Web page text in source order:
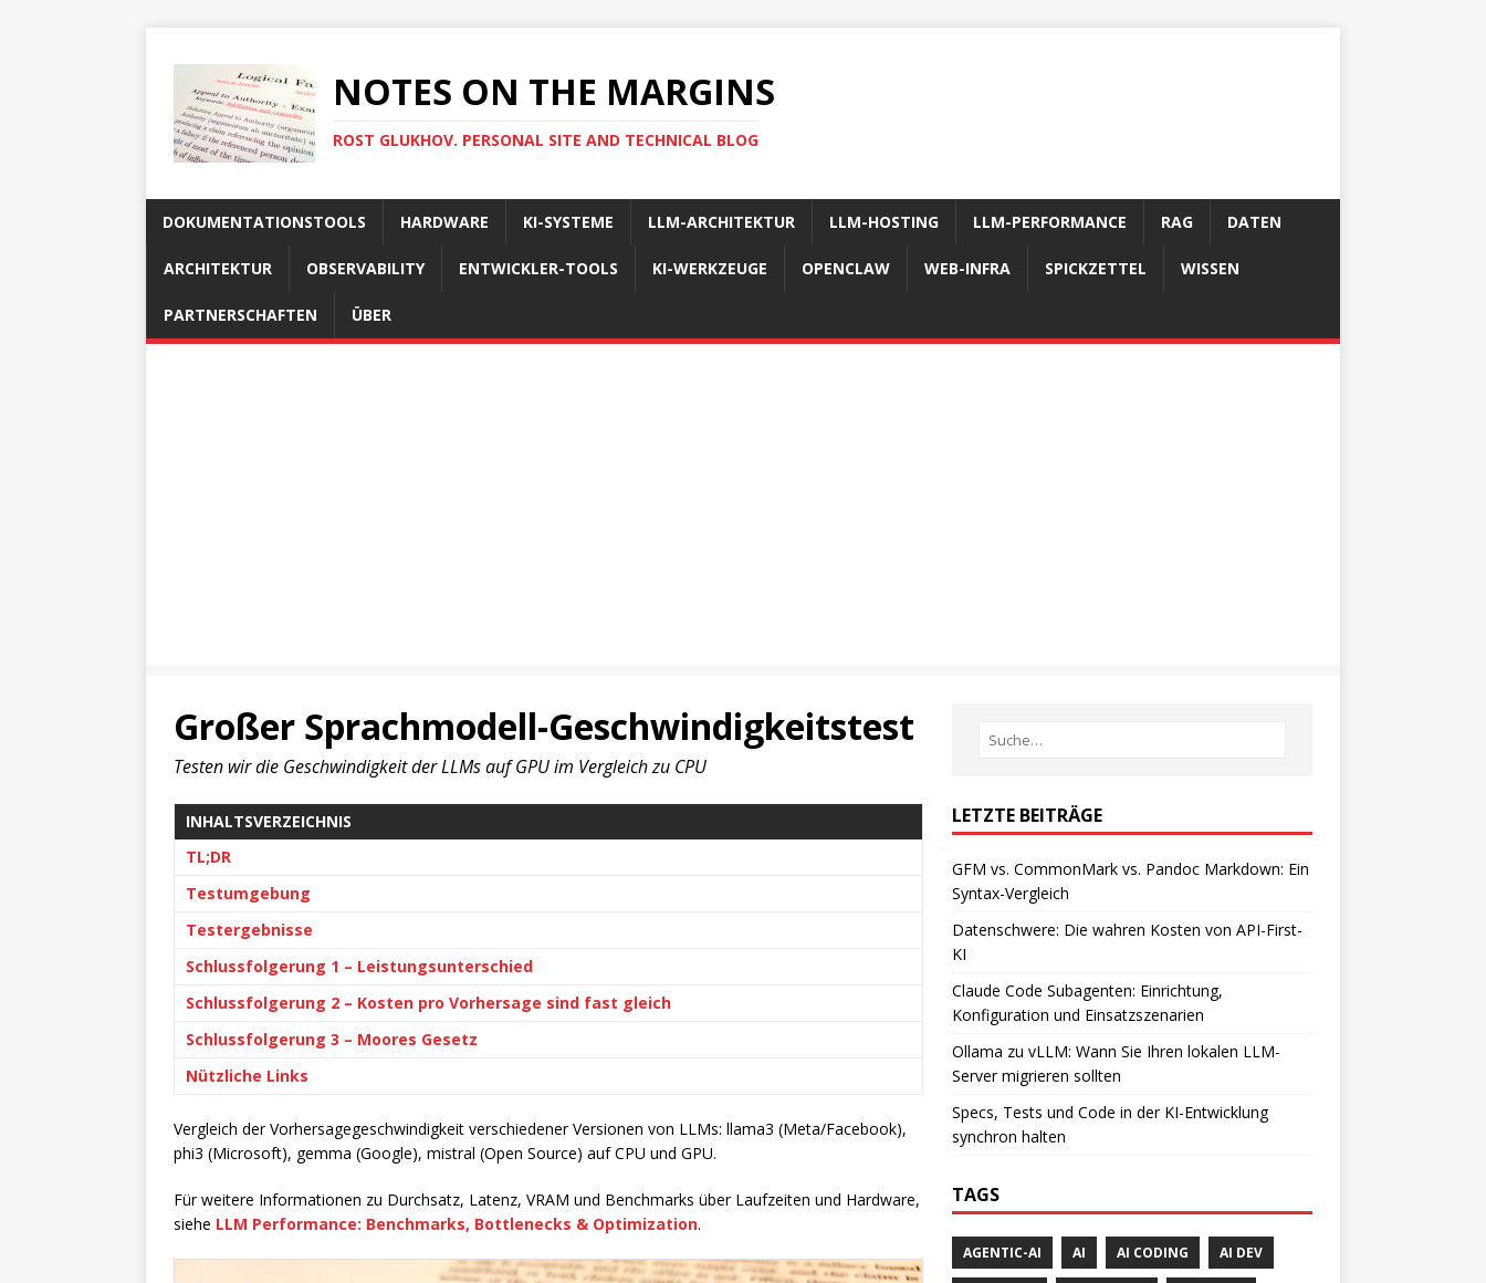
NOTES ON THE MARGINS
ROST GLUKHOV. PERSONAL SITE AND TECHNICAL BLOG
DOKUMENTATIONSTOOLS HARDWARE KI-SYSTEME LLM-ARCHITEKTUR LLM-HOSTING LLM-PERFORMANCE RAG DATEN
ARCHITEKTUR OBSERVABILITY ENTWICKLER-TOOLS KI-WERKZEUGE OPENCLAW WEB-INFRA SPICKZETTEL WISSEN
PARTNERSCHAFTEN ÜBER
Großer Sprachmodell-Geschwindigkeitstest
Testen wir die Geschwindigkeit der LLMs auf GPU im Vergleich zu CPU
INHALTSVERZEICHNIS
TL;DR
Testumgebung
Testergebnisse
Schlussfolgerung 1 – Leistungsunterschied
Schlussfolgerung 2 – Kosten pro Vorhersage sind fast gleich
Schlussfolgerung 3 – Moores Gesetz
Nützliche Links
Vergleich der Vorhersagegeschwindigkeit verschiedener Versionen von LLMs: llama3 (Meta/Facebook),
phi3 (Microsoft), gemma (Google), mistral (Open Source) auf CPU und GPU.
Für weitere Informationen zu Durchsatz, Latenz, VRAM und Benchmarks über Laufzeiten und Hardware,
siehe LLM Performance: Benchmarks, Bottlenecks & Optimization.
LETZTE BEITRÄGE
GFM vs. CommonMark vs. Pandoc Markdown: Ein
Syntax-Vergleich
Datenschwere: Die wahren Kosten von API-First-
KI
Claude Code Subagenten: Einrichtung,
Konfiguration und Einsatzszenarien
Ollama zu vLLM: Wann Sie Ihren lokalen LLM-
Server migrieren sollten
Specs, Tests und Code in der KI-Entwicklung
synchron halten
TAGS
AGENTIC-AI AI AI CODING AI DEV